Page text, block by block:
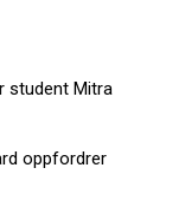
student Mitra
oppfordrer